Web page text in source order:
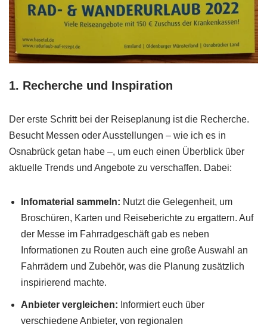
1. Recherche und Inspiration
Der erste Schritt bei der Reiseplanung ist die Recherche.
Besucht Messen oder Ausstellungen – wie ich es in
Osnabrück getan habe –, um euch einen Überblick über
aktuelle Trends und Angebote zu verschaffen. Dabei:
Infomaterial sammeln: Nutzt die Gelegenheit, um
Broschüren, Karten und Reiseberichte zu ergattern. Auf
der Messe im Fahrradgeschäft gab es neben
Informationen zu Routen auch eine große Auswahl an
Fahrrädern und Zubehör, was die Planung zusätzlich
inspirierend machte.
Anbieter vergleichen: Informiert euch über
verschiedene Anbieter, von regionalen